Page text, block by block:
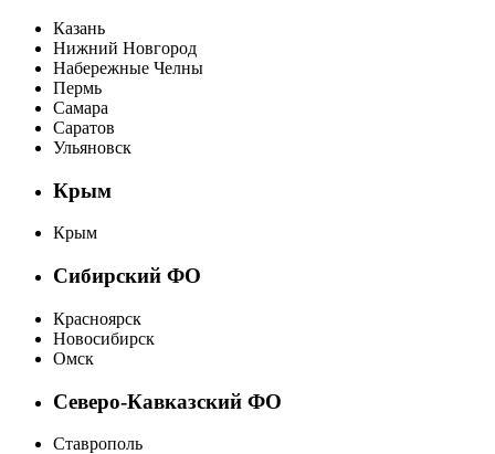
Казань
Нижний Новгород
Набережные Челны
Пермь
Самара
Саратов
Ульяновск
Крым
Крым
Сибирский ФО
Красноярск
Новосибирск
Омск
Северо-Кавказский ФО
Ставрополь